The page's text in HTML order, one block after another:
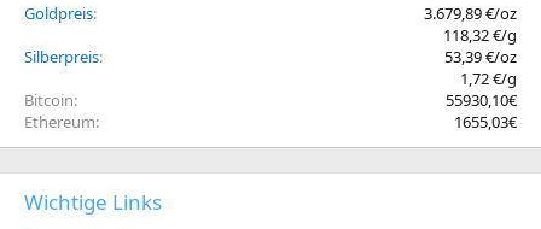
Goldpreis
3.679,89 €/oz
118,32 €/g
Silberpreis
53,39 €/oz
1,72 €/g
Bitcoin
55930,10€
Ethereum
1655,03€
Wichtige Links